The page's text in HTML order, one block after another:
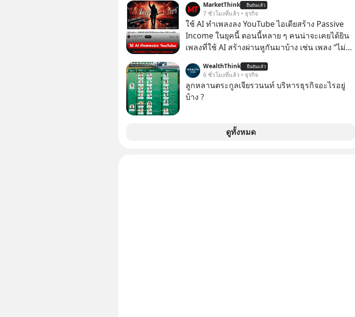
หลอกลวงในคราบความน่าเชื่อถือกันค่ะ #แก้เกม
กลโกง #ป้าเก๋าเล่ากลโกง #LivesSustainably #อยู่
อย่างยั่งยืน #CyberSecurity #ป้าเก๋า
#FraudEducation #FinancialLiteracy
#DigitalBankWithHumanTouch
MarketThink ยืนยันแล้ว
7 ชั่วโมงที่แล้ว • ธุรกิจ
ใช้ AI ทำเพลงลง YouTube ไอเดียสร้าง Passive
Income ในยุคนี้ ตอนนี้หลาย ๆ คนน่าจะเคยได้ยิน
เพลงที่ใช้ AI สร้างผ่านหูกันมาบ้าง เช่น เพลง “ไม่มี
ตอนนี้มียอดรับชมกว่า 26 ล้านครั้งแล้ว
WealthThink ยืนยันแล้ว
6 ชั่วโมงที่แล้ว • ธุรกิจ
ลูกหลานตระกูลเจียรวนนท์ บริหารธุรกิจอะไรอยู่
บ้าง ?
ดูทั้งหมด